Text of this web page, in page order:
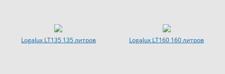
Logalux LT135 135 литров Logalux LT160 160 литров